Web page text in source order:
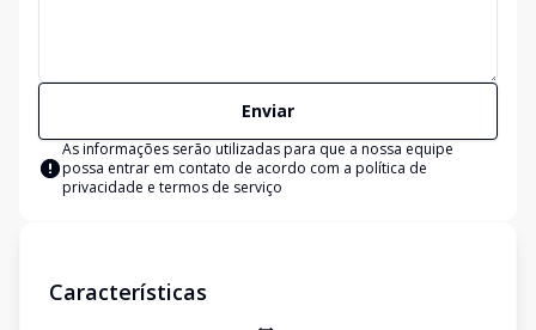
Enviar
As informações serão utilizadas para que a nossa equipe
possa entrar em contato de acordo com a política de
privacidade e termos de serviço
Características